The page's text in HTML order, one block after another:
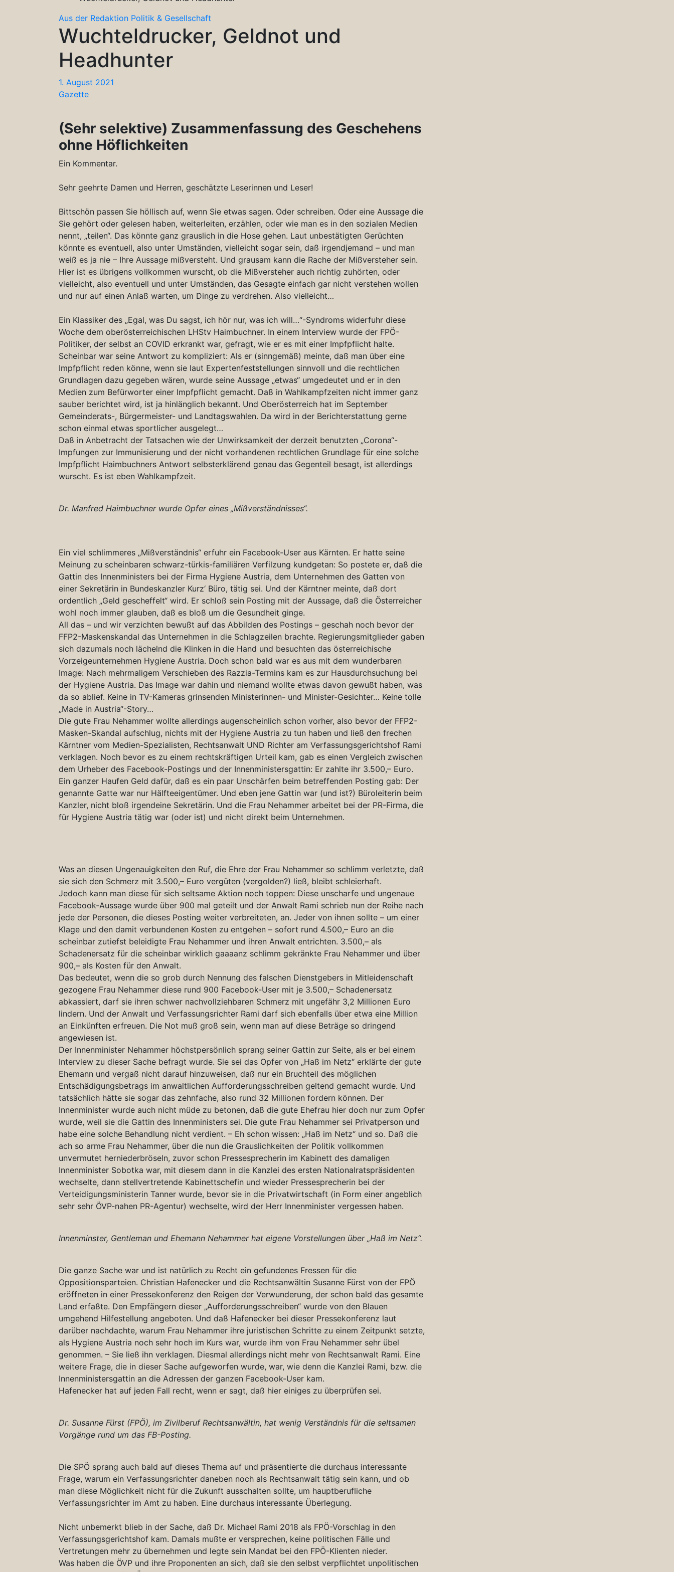
Aus der Redaktion Politik & Gesellschaft
Wuchteldrucker, Geldnot und
Headhunter
1. August 2021
Gazette
(Sehr selektive) Zusammenfassung des Geschehens
ohne Höflichkeiten
Ein Kommentar.
Sehr geehrte Damen und Herren, geschätzte Leserinnen und Leser!
Bittschön passen Sie höllisch auf, wenn Sie etwas sagen. Oder schreiben. Oder eine Aussage die
Sie gehört oder gelesen haben, weiterleiten, erzählen, oder wie man es in den sozialen Medien
nennt, „teilen“. Das könnte ganz grauslich in die Hose gehen. Laut unbestätigten Gerüchten
könnte es eventuell, also unter Umständen, vielleicht sogar sein, daß irgendjemand – und man
weiß es ja nie – Ihre Aussage mißversteht. Und grausam kann die Rache der Mißversteher sein.
Hier ist es übrigens vollkommen wurscht, ob die Mißversteher auch richtig zuhörten, oder
vielleicht, also eventuell und unter Umständen, das Gesagte einfach gar nicht verstehen wollen
und nur auf einen Anlaß warten, um Dinge zu verdrehen. Also vielleicht…
Ein Klassiker des „Egal, was Du sagst, ich hör nur, was ich will…“-Syndroms widerfuhr diese
Woche dem oberösterreichischen LHStv Haimbuchner. In einem Interview wurde der FPÖ-
Politiker, der selbst an COVID erkrankt war, gefragt, wie er es mit einer Impfpflicht halte.
Scheinbar war seine Antwort zu kompliziert: Als er (sinngemäß) meinte, daß man über eine
Impfpflicht reden könne, wenn sie laut Expertenfeststellungen sinnvoll und die rechtlichen
Grundlagen dazu gegeben wären, wurde seine Aussage „etwas“ umgedeutet und er in den
Medien zum Befürworter einer Impfpflicht gemacht. Daß in Wahlkampfzeiten nicht immer ganz
sauber berichtet wird, ist ja hinlänglich bekannt. Und Oberösterreich hat im September
Gemeinderats-, Bürgermeister- und Landtagswahlen. Da wird in der Berichterstattung gerne
schon einmal etwas sportlicher ausgelegt…
Daß in Anbetracht der Tatsachen wie der Unwirksamkeit der derzeit benutzten „Corona“-
Impfungen zur Immunisierung und der nicht vorhandenen rechtlichen Grundlage für eine solche
Impfpflicht Haimbuchners Antwort selbsterklärend genau das Gegenteil besagt, ist allerdings
wurscht. Es ist eben Wahlkampfzeit.
Dr. Manfred Haimbuchner wurde Opfer eines „Mißverständnisses“.
Ein viel schlimmeres „Mißverständnis“ erfuhr ein Facebook-User aus Kärnten. Er hatte seine
Meinung zu scheinbaren schwarz-türkis-familiären Verfilzung kundgetan: So postete er, daß die
Gattin des Innenministers bei der Firma Hygiene Austria, dem Unternehmen des Gatten von
einer Sekretärin in Bundeskanzler Kurz‘ Büro, tätig sei. Und der Kärntner meinte, daß dort
ordentlich „Geld gescheffelt“ wird. Er schloß sein Posting mit der Aussage, daß die Österreicher
wohl noch immer glauben, daß es bloß um die Gesundheit ginge.
All das – und wir verzichten bewußt auf das Abbilden des Postings – geschah noch bevor der
FFP2-Maskenskandal das Unternehmen in die Schlagzeilen brachte. Regierungsmitglieder gaben
sich dazumals noch lächelnd die Klinken in die Hand und besuchten das österreichische
Vorzeigeunternehmen Hygiene Austria. Doch schon bald war es aus mit dem wunderbaren
Image: Nach mehrmaligem Verschieben des Razzia-Termins kam es zur Hausdurchsuchung bei
der Hygiene Austria. Das Image war dahin und niemand wollte etwas davon gewußt haben, was
da so ablief. Keine in TV-Kameras grinsenden Ministerinnen- und Minister-Gesichter… Keine tolle
„Made in Austria“-Story…
Die gute Frau Nehammer wollte allerdings augenscheinlich schon vorher, also bevor der FFP2-
Masken-Skandal aufschlug, nichts mit der Hygiene Austria zu tun haben und ließ den frechen
Kärntner vom Medien-Spezialisten, Rechtsanwalt UND Richter am Verfassungsgerichtshof Rami
verklagen. Noch bevor es zu einem rechtskräftigen Urteil kam, gab es einen Vergleich zwischen
dem Urheber des Facebook-Postings und der Innenministersgattin: Er zahlte ihr 3.500,– Euro.
Ein ganzer Haufen Geld dafür, daß es ein paar Unschärfen beim betreffenden Posting gab: Der
genannte Gatte war nur Hälfteeigentümer. Und eben jene Gattin war (und ist?) Büroleiterin beim
Kanzler, nicht bloß irgendeine Sekretärin. Und die Frau Nehammer arbeitet bei der PR-Firma, die
für Hygiene Austria tätig war (oder ist) und nicht direkt beim Unternehmen.
Was an diesen Ungenauigkeiten den Ruf, die Ehre der Frau Nehammer so schlimm verletzte, daß
sie sich den Schmerz mit 3.500,– Euro vergüten (vergolden?) ließ, bleibt schleierhaft.
Jedoch kann man diese für sich seltsame Aktion noch toppen: Diese unscharfe und ungenaue
Facebook-Aussage wurde über 900 mal geteilt und der Anwalt Rami schrieb nun der Reihe nach
jede der Personen, die dieses Posting weiter verbreiteten, an. Jeder von ihnen sollte – um einer
Klage und den damit verbundenen Kosten zu entgehen – sofort rund 4.500,– Euro an die
scheinbar zutiefst beleidigte Frau Nehammer und ihren Anwalt entrichten. 3.500,– als
Schadenersatz für die scheinbar wirklich gaaaanz schlimm gekränkte Frau Nehammer und über
900,– als Kosten für den Anwalt.
Das bedeutet, wenn die so grob durch Nennung des falschen Dienstgebers in Mitleidenschaft
gezogene Frau Nehammer diese rund 900 Facebook-User mit je 3.500,– Schadenersatz
abkassiert, darf sie ihren schwer nachvollziehbaren Schmerz mit ungefähr 3,2 Millionen Euro
lindern. Und der Anwalt und Verfassungsrichter Rami darf sich ebenfalls über etwa eine Million
an Einkünften erfreuen. Die Not muß groß sein, wenn man auf diese Beträge so dringend
angewiesen ist.
Der Innenminister Nehammer höchstpersönlich sprang seiner Gattin zur Seite, als er bei einem
Interview zu dieser Sache befragt wurde. Sie sei das Opfer von „Haß im Netz“ erklärte der gute
Ehemann und vergaß nicht darauf hinzuweisen, daß nur ein Bruchteil des möglichen
Entschädigungsbetrags im anwaltlichen Aufforderungsschreiben geltend gemacht wurde. Und
tatsächlich hätte sie sogar das zehnfache, also rund 32 Millionen fordern können. Der
Innenminister wurde auch nicht müde zu betonen, daß die gute Ehefrau hier doch nur zum Opfer
wurde, weil sie die Gattin des Innenministers sei. Die gute Frau Nehammer sei Privatperson und
habe eine solche Behandlung nicht verdient. – Eh schon wissen: „Haß im Netz“ und so. Daß die
ach so arme Frau Nehammer, über die nun die Grauslichkeiten der Politik vollkommen
unvermutet herniederbröseln, zuvor schon Pressesprecherin im Kabinett des damaligen
Innenminister Sobotka war, mit diesem dann in die Kanzlei des ersten Nationalratspräsidenten
wechselte, dann stellvertretende Kabinettschefin und wieder Pressesprecherin bei der
Verteidigungsministerin Tanner wurde, bevor sie in die Privatwirtschaft (in Form einer angeblich
sehr sehr ÖVP-nahen PR-Agentur) wechselte, wird der Herr Innenminister vergessen haben.
Innenminster, Gentleman und Ehemann Nehammer hat eigene Vorstellungen über „Haß im Netz“.
Die ganze Sache war und ist natürlich zu Recht ein gefundenes Fressen für die
Oppositionsparteien. Christian Hafenecker und die Rechtsanwältin Susanne Fürst von der FPÖ
eröffneten in einer Pressekonferenz den Reigen der Verwunderung, der schon bald das gesamte
Land erfaßte. Den Empfängern dieser „Aufforderungsschreiben“ wurde von den Blauen
umgehend Hilfestellung angeboten. Und daß Hafenecker bei dieser Pressekonferenz laut
darüber nachdachte, warum Frau Nehammer ihre juristischen Schritte zu einem Zeitpunkt setzte,
als Hygiene Austria noch sehr hoch im Kurs war, wurde ihm von Frau Nehammer sehr übel
genommen. – Sie ließ ihn verklagen. Diesmal allerdings nicht mehr von Rechtsanwalt Rami. Eine
weitere Frage, die in dieser Sache aufgeworfen wurde, war, wie denn die Kanzlei Rami, bzw. die
Innenministersgattin an die Adressen der ganzen Facebook-User kam.
Hafenecker hat auf jeden Fall recht, wenn er sagt, daß hier einiges zu überprüfen sei.
Dr. Susanne Fürst (FPÖ), im Zivilberuf Rechtsanwältin, hat wenig Verständnis für die seltsamen
Vorgänge rund um das FB-Posting.
Die SPÖ sprang auch bald auf dieses Thema auf und präsentierte die durchaus interessante
Frage, warum ein Verfassungsrichter daneben noch als Rechtsanwalt tätig sein kann, und ob
man diese Möglichkeit nicht für die Zukunft ausschalten sollte, um hauptberufliche
Verfassungsrichter im Amt zu haben. Eine durchaus interessante Überlegung.
Nicht unbemerkt blieb in der Sache, daß Dr. Michael Rami 2018 als FPÖ-Vorschlag in den
Verfassungsgerichtshof kam. Damals mußte er versprechen, keine politischen Fälle und
Vertretungen mehr zu übernehmen und legte sein Mandat bei den FPÖ-Klienten nieder.
Was haben die ÖVP und ihre Proponenten an sich, daß sie den selbst verpflichtet unpolitischen